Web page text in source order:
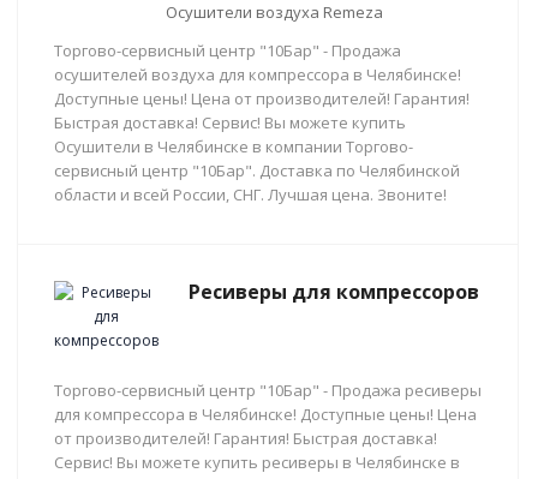
Осушители воздуха Remeza
Торгово-сервисный центр "10Бар" - Продажа
осушителей воздуха для компрессора в Челябинске!
Доступные цены! Цена от производителей! Гарантия!
Быстрая доставка! Сервис! Вы можете купить
Осушители в Челябинске в компании Торгово-
сервисный центр "10Бар". Доставка по Челябинской
области и всей России, СНГ. Лучшая цена. Звоните!
Ресиверы для компрессоров
Торгово-сервисный центр "10Бар" - Продажа ресиверы
для компрессора в Челябинске! Доступные цены! Цена
от производителей! Гарантия! Быстрая доставка!
Сервис! Вы можете купить ресиверы в Челябинске в